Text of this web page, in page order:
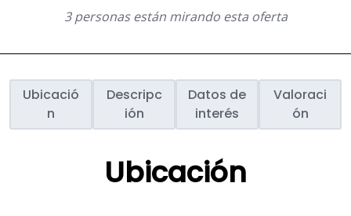
3 personas están mirando esta oferta
Ubicació
n
Descripc
ión
Datos de
interés
Valoraci
ón
Ubicación